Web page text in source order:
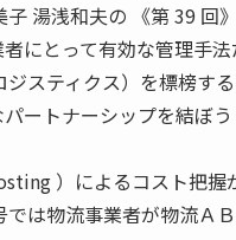
湯浅和夫の 《第 39 回》
にとって有効な管理手法
スティクス）を標榜す
ートナーシップを結ぼ
）によるコスト把握
は物流事業者が物流Ａ